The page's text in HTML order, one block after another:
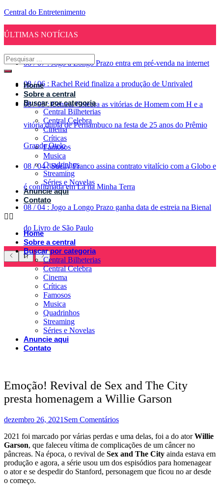
Central do Entretenimento
ÚLTIMAS NOTÍCIAS
08 / 07 : Jogo a Longo Prazo entra em pré-venda na internet
08 / 06 : Rachel Reid finaliza a produção de Unrivaled
08 / 05 : Central Celebra as vitórias de Homem com H e a
vitória dupla de Pernambuco na festa de 25 anos do Prêmio
Grande Otelo
08 / 04 : Suelly Franco assina contrato vitalício com a Globo e
é confirmada em Lá na Minha Terra
08 / 04 : Jogo a Longo Prazo ganha data de estreia na Bienal
do Livro de São Paulo
Home
Sobre a central
Buscar por categoria
Central Bilheterias
Central Celebra
Cinema
Críticas
Famosos
Musica
Quadrinhos
Streaming
Séries e Novelas
Anuncie aqui
Contato
Home
Sobre a central
Buscar por categoria
Central Bilheterias
Central Celebra
Cinema
Críticas
Famosos
Musica
Quadrinhos
Streaming
Séries e Novelas
Anuncie aqui
Contato
Emoção! Revival de Sex and The City
presta homenagem a Willie Garson
dezembro 26, 2021 Sem Comentários
2021 foi marcado por várias perdas e uma delas, foi a do atorWillie
Garson, que faleceu vítima de complicações de um câncer no
pâncreas. Na época, o revival de Sex and The City ainda estava em
produção e agora, a série usou um dos espisódios para homenagear
o ator e se despedir do Stanford, personagem que ficou no ar desde
o começo.